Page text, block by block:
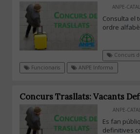
ANPE-
Consulta el
ordre
Concurs
Funcionaris
ANPE Informa
Concurs Trasllats: Vacants
ANPE-
Es fan
definitives